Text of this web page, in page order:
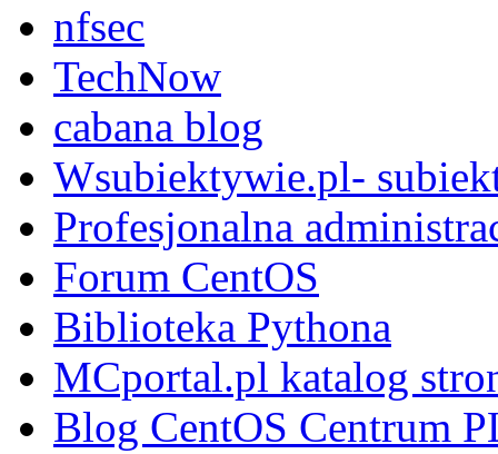
nfsec
TechNow
cabana blog
Wsubiektywie.pl-
Profesjonalna
Forum CentOS
Biblioteka Pythona
MCportal.pl katalog
Blog CentOS Centrum